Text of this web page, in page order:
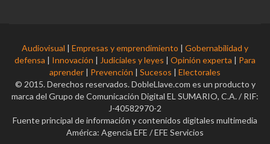
Audiovisual | Empresas y emprendimiento | Gobernabilidad y
defensa | Innovación | Judiciales y leyes | Opinión experta | Para
aprender | Prevención | Sucesos | Electorales
© 2015. Derechos reservados. DobleLlave.com es un producto y
marca del Grupo de Comunicación Digital EL SUMARIO, C.A. / RIF:
J-40582970-2
Fuente principal de información y contenidos digitales multimedia
América: Agencia EFE / EFE Servicios